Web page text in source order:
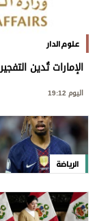
علوم الدار
الإمارات تُدين
اليوم 19:12
الرياضة